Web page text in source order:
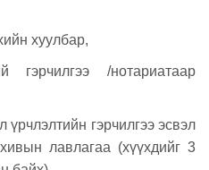
хуулбар,
гэрчилгээ /нотариатаар
гэрчилгээ эсвэл
лавлагаа (хүүхдийг 3